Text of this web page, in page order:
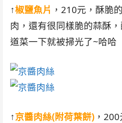
↑椒鹽魚片 ，210元，酥脆
肉，還有很同樣脆的蒜酥
道菜一下就被掃光了~哈哈
↑京醬肉絲(附荷葉餅)，200